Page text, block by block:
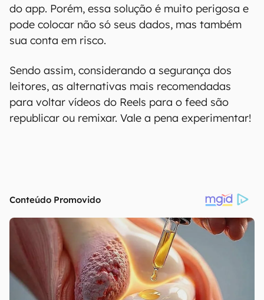
do app. Porém, essa solução é muito perigosa e
pode colocar não só seus dados, mas também
sua conta em risco.
Sendo assim, considerando a segurança dos
leitores, as alternativas mais recomendadas
para voltar vídeos do Reels para o feed são
republicar ou remixar. Vale a pena experimentar!